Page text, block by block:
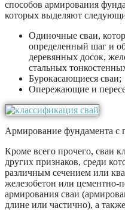
способов армирования
которых выделяют
Одиночные сваи,
определенный шаг и
деревянных досок,
стальных
Бурокасающиеся сваи;
Опережающие и
Армирование фундамента с
Кроме всего прочего, сваи
других признаков, среди
различным сечением или
железобетон или цементно-
армирования сваи
длине или частично), а